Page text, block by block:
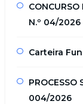
N.º 04/2026
Carteira
PROCESSO
004/2026